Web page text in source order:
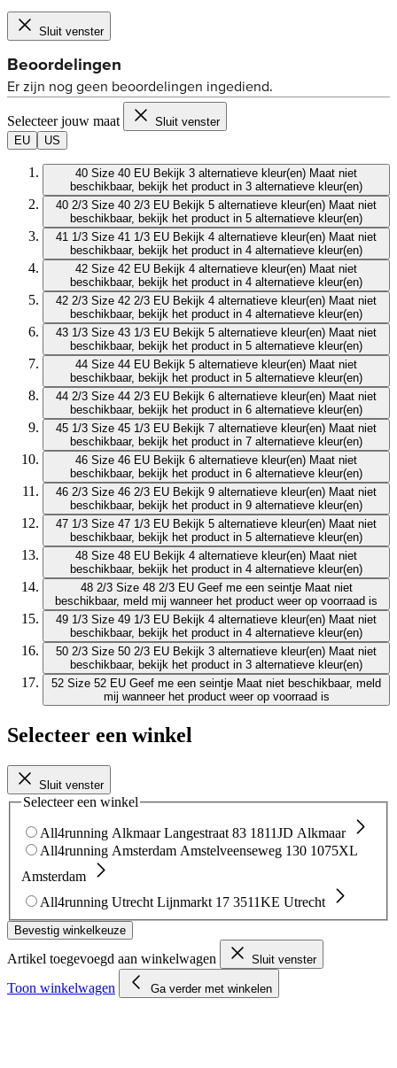
Sluit venster
Selecteer jouw maat
Sluit venster
EU
US
40 Size 40 EU Bekijk 3 alternatieve kleur(en) Maat niet
beschikbaar, bekijk het product in 3 alternatieve kleur(en)
40 2/3 Size 40 2/3 EU Bekijk 5 alternatieve kleur(en) Maat niet
beschikbaar, bekijk het product in 5 alternatieve kleur(en)
41 1/3 Size 41 1/3 EU Bekijk 4 alternatieve kleur(en) Maat niet
beschikbaar, bekijk het product in 4 alternatieve kleur(en)
42 Size 42 EU Bekijk 4 alternatieve kleur(en) Maat niet
beschikbaar, bekijk het product in 4 alternatieve kleur(en)
42 2/3 Size 42 2/3 EU Bekijk 4 alternatieve kleur(en) Maat niet
beschikbaar, bekijk het product in 4 alternatieve kleur(en)
43 1/3 Size 43 1/3 EU Bekijk 5 alternatieve kleur(en) Maat niet
beschikbaar, bekijk het product in 5 alternatieve kleur(en)
44 Size 44 EU Bekijk 5 alternatieve kleur(en) Maat niet
beschikbaar, bekijk het product in 5 alternatieve kleur(en)
44 2/3 Size 44 2/3 EU Bekijk 6 alternatieve kleur(en) Maat niet
beschikbaar, bekijk het product in 6 alternatieve kleur(en)
45 1/3 Size 45 1/3 EU Bekijk 7 alternatieve kleur(en) Maat niet
beschikbaar, bekijk het product in 7 alternatieve kleur(en)
46 Size 46 EU Bekijk 6 alternatieve kleur(en) Maat niet
beschikbaar, bekijk het product in 6 alternatieve kleur(en)
46 2/3 Size 46 2/3 EU Bekijk 9 alternatieve kleur(en) Maat niet
beschikbaar, bekijk het product in 9 alternatieve kleur(en)
47 1/3 Size 47 1/3 EU Bekijk 5 alternatieve kleur(en) Maat niet
beschikbaar, bekijk het product in 5 alternatieve kleur(en)
48 Size 48 EU Bekijk 4 alternatieve kleur(en) Maat niet
beschikbaar, bekijk het product in 4 alternatieve kleur(en)
48 2/3 Size 48 2/3 EU Geef me een seintje Maat niet
beschikbaar, meld mij wanneer het product weer op voorraad is
49 1/3 Size 49 1/3 EU Bekijk 4 alternatieve kleur(en) Maat niet
beschikbaar, bekijk het product in 4 alternatieve kleur(en)
50 2/3 Size 50 2/3 EU Bekijk 3 alternatieve kleur(en) Maat niet
beschikbaar, bekijk het product in 3 alternatieve kleur(en)
52 Size 52 EU Geef me een seintje Maat niet beschikbaar, meld
mij wanneer het product weer op voorraad is
Selecteer een winkel
Sluit venster
Selecteer een winkel
All4running Alkmaar Langestraat 83 1811JD Alkmaar
All4running Amsterdam Amstelveenseweg 130 1075XL
Amsterdam
All4running Utrecht Lijnmarkt 17 3511KE Utrecht
Bevestig winkelkeuze
Artikel toegevoegd aan winkelwagen Sluit venster
Toon winkelwagen Ga verder met winkelen